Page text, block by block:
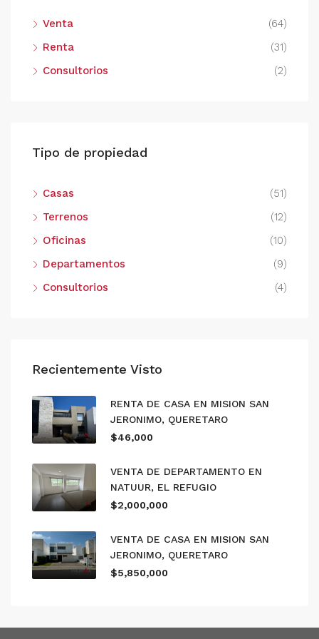
Venta
(64)
Renta
(31)
Consultorios
(2)
Tipo de propiedad
Casas
(51)
Terrenos
(12)
Oficinas
(10)
Departamentos
(9)
Consultorios
(4)
Recientemente Visto
RENTA DE CASA EN MISION SAN
JERONIMO, QUERETARO
$46,000
VENTA DE DEPARTAMENTO EN
NATUUR, EL REFUGIO
$2,000,000
VENTA DE CASA EN MISION SAN
JERONIMO, QUERETARO
$5,850,000